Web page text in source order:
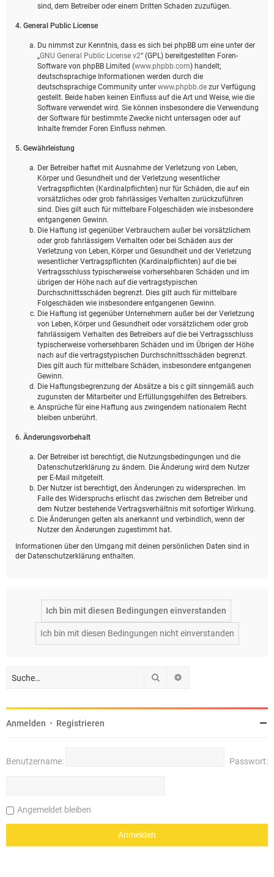
sind, dem Betreiber oder einem Dritten Schaden zuzufügen.
4. General Public License
Du nimmst zur Kenntnis, dass es sich bei phpBB um eine unter der
„GNU General Public License v2“ (GPL) bereitgestellten Foren-
Software von phpBB Limited (www.phpbb.com) handelt;
deutschsprachige Informationen werden durch die
deutschsprachige Community unter www.phpbb.de zur Verfügung
gestellt. Beide haben keinen Einfluss auf die Art und Weise, wie die
Software verwendet wird. Sie können insbesondere die Verwendung
der Software für bestimmte Zwecke nicht untersagen oder auf
Inhalte fremder Foren Einfluss nehmen.
5. Gewährleistung
Der Betreiber haftet mit Ausnahme der Verletzung von Leben,
Körper und Gesundheit und der Verletzung wesentlicher
Vertragspflichten (Kardinalpflichten) nur für Schäden, die auf ein
vorsätzliches oder grob fahrlässiges Verhalten zurückzuführen
sind. Dies gilt auch für mittelbare Folgeschäden wie insbesondere
entgangenen Gewinn.
Die Haftung ist gegenüber Verbrauchern außer bei vorsätzlichem
oder grob fahrlässigem Verhalten oder bei Schäden aus der
Verletzung von Leben, Körper und Gesundheit und der Verletzung
wesentlicher Vertragspflichten (Kardinalpflichten) auf die bei
Vertragsschluss typischerweise vorhersehbaren Schäden und im
übrigen der Höhe nach auf die vertragstypischen
Durchschnittsschäden begrenzt. Dies gilt auch für mittelbare
Folgeschäden wie insbesondere entgangenen Gewinn.
Die Haftung ist gegenüber Unternehmern außer bei der Verletzung
von Leben, Körper und Gesundheit oder vorsätzlichem oder grob
fahrlässigem Verhalten des Betreibers auf die bei Vertragsschluss
typischerweise vorhersehbaren Schäden und im Übrigen der Höhe
nach auf die vertragstypischen Durchschnittsschäden begrenzt.
Dies gilt auch für mittelbare Schäden, insbesondere entgangenen
Gewinn.
Die Haftungsbegrenzung der Absätze a bis c gilt sinngemäß auch
zugunsten der Mitarbeiter und Erfüllungsgehilfen des Betreibers.
Ansprüche für eine Haftung aus zwingendem nationalem Recht
bleiben unberührt.
6. Änderungsvorbehalt
Der Betreiber ist berechtigt, die Nutzungsbedingungen und die
Datenschutzerklärung zu ändern. Die Änderung wird dem Nutzer
per E-Mail mitgeteilt.
Der Nutzer ist berechtigt, den Änderungen zu widersprechen. Im
Falle des Widerspruchs erlischt das zwischen dem Betreiber und
dem Nutzer bestehende Vertragsverhältnis mit sofortiger Wirkung.
Die Änderungen gelten als anerkannt und verbindlich, wenn der
Nutzer den Änderungen zugestimmt hat.
Informationen über den Umgang mit deinen persönlichen Daten sind in
der Datenschutzerklärung enthalten.
Suche
Anmelden • Registrieren
Benutzername: Passwort:
Angemeldet bleiben